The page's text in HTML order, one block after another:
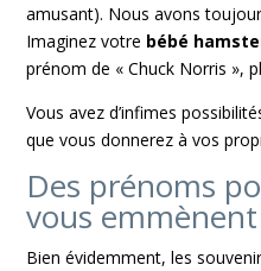
amusant). Nous avons
Imaginez votre bébé
prénom de « Chuck Norris »,
Vous avez d’infimes
que vous donnerez à vos
Des prénoms
vous
Bien évidemment, les